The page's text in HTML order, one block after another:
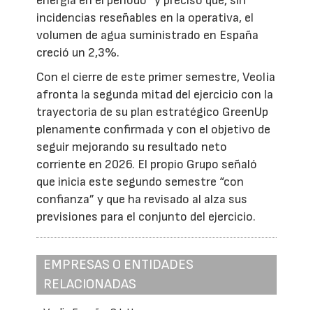
incidencias reseñables en la operativa, el
volumen de agua suministrado en España
creció un 2,3%.
Con el cierre de este primer semestre, Veolia
afronta la segunda mitad del ejercicio con la
trayectoria de su plan estratégico GreenUp
plenamente confirmada y con el objetivo de
seguir mejorando su resultado neto
corriente en 2026. El propio Grupo señaló
que inicia este segundo semestre “con
confianza” y que ha revisado al alza sus
previsiones para el conjunto del ejercicio.
EMPRESAS O ENTIDADES
RELACIONADAS